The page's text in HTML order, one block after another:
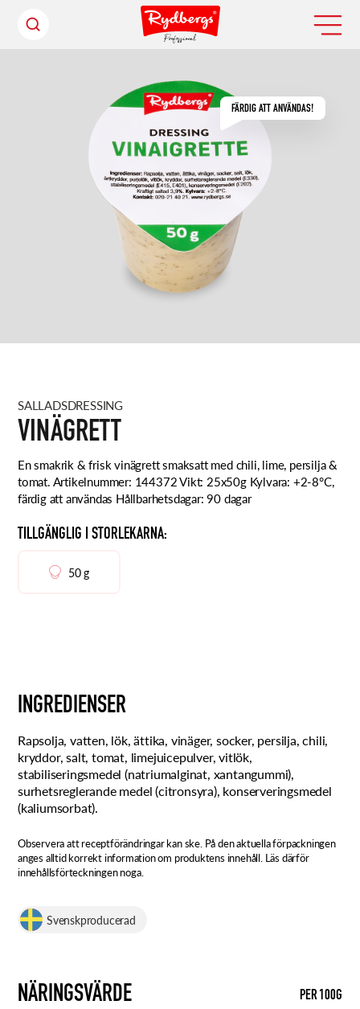
FÄRDIG ATT ANVÄNDAS!
SALLADSDRESSING
VINÄGRETT
En smakrik & frisk vinägrett smaksatt med chili, lime, persilja &
tomat. Artikelnummer: 144372 Vikt: 25x50g Kylvara: +2-8°C,
färdig att användas Hållbarhetsdagar: 90 dagar
TILLGÄNGLIG I STORLEKARNA:
50 g
INGREDIENSER
Rapsolja, vatten, lök, ättika, vinäger, socker, persilja, chili,
kryddor, salt, tomat, limejuicepulver, vitlök,
stabiliseringsmedel (natriumalginat, xantangummi),
surhetsreglerande medel (citronsyra), konserveringsmedel
(kaliumsorbat).
Observera att receptförändringar kan ske. På den aktuella förpackningen
anges alltid korrekt information om produktens innehåll. Läs därför
innehållsförteckningen noga.
Svenskproducerad
NÄRINGSVÄRDE PER 100G